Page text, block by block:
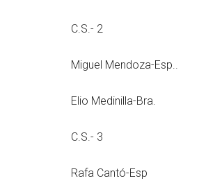
C.S.- 2
Miguel
Elio Medinilla-Bra.
C.S.- 3
Rafa